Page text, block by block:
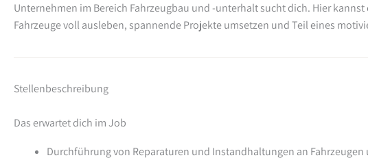
Unternehmen im Bereich Fahrzeugbau und -unterhalt sucht dich. Hier
Fahrzeuge voll ausleben, spannende Projekte umsetzen und Teil eines
Stellenbeschreibung
Das erwartet dich im Job
Durchführung von Reparaturen und Instandhaltungen an Fahrzeugen